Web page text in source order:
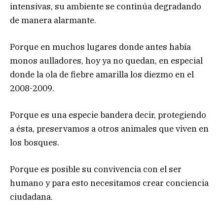
intensivas, su ambiente se continúa degradando
de manera alarmante.
Porque en muchos lugares donde antes había
monos aulladores, hoy ya no quedan, en especial
donde la ola de fiebre amarilla los diezmo en el
2008-2009.
Porque es una especie bandera decir, protegiendo
a ésta, preservamos a otros animales que viven en
los bosques.
Porque es posible su convivencia con el ser
humano y para esto necesitamos crear conciencia
ciudadana.